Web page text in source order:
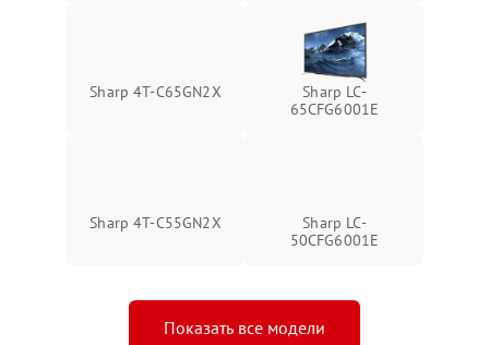
Sharp 4T-C65GN2X
Sharp LC-
65CFG6001E
Sharp 4T-C55GN2X
Sharp LC-
50CFG6001E
Показать все модели